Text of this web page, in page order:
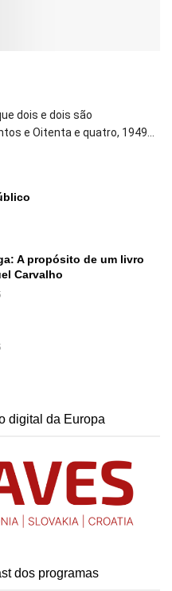
dois e dois são
e Oitenta e quatro, 1949...
A propósito de um livro
Carvalho
digital da Europa
dos programas